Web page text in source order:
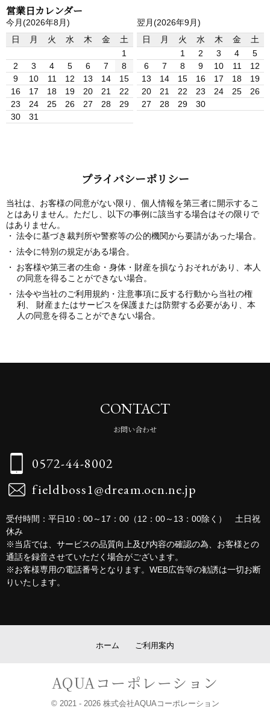
営業日カレンダー
今月(2026年8月)
日
月 火 水 木 金
土
1
2
3 4 5 6 7
8
9
10 11 12 13 14
15
16
17 18 19 20 21
22
23
24 25 26 27 28
29
30
31
翌月(2026年9月)
日
月 火 水 木 金
土
1
2 3 4
5
6
7 8 9 10 11
12
13
14 15 16 17 18
19
20
21 22 23 24 25
26
27
28 29 30
プライバシーポリシー
当社は、お客様の同意がない限り、個人情報を第三者に開示するこ
とはありません。ただし、以下の事例に該当する場合はその限りで
はありません。
法令に基づき裁判所や警察等の公的機関から要請があった場合。
法令に特別の規定がある場合。
お客様や第三者の生命・身体・財産を損なうおそれがあり、本人
の同意を得ることができない場合。
法令や当社のご利用規約・注意事項に反する行動から当社の権
利、 財産またはサービスを保護または防禦する必要があり、本
人の同意を得ることができない場合。
CONTACT
お問い合わせ
0572-44-8002
fieldboss1@dream.ocn.ne.jp
受付時間：平日10：00～17：00（12：00～13：00除く） 土日祝
休み
※当店では、サービスの品質向上及び内容の確認の為、お客様との
通話を録音させていただく場合がございます。
※お客様専用の電話番号となります。WEB広告等の勧誘は一切お断
りいたします。
ホーム ご利用案内
AQUAコーポレーション
© 2021 - 2026 株式会社AQUAコーポレーション